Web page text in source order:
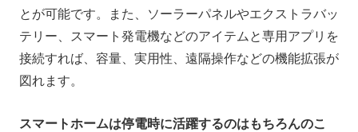
とが可能です。また、ソーラーパネルやエクストラバッ
テリー、スマート発電機などのアイテムと専用アプリを
接続すれば、容量、実用性、遠隔操作などの機能拡張が
図れます。
スマートホームは停電時に活躍するのはもちろんのこ